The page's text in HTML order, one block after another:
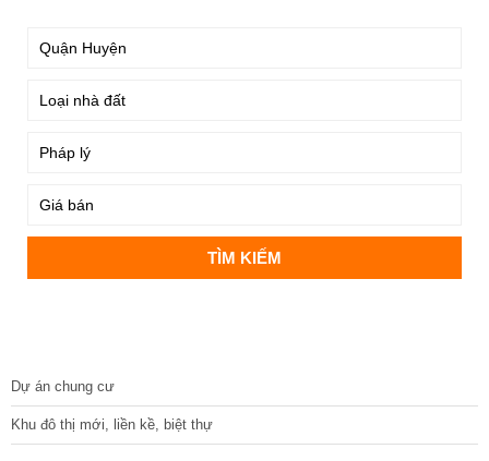
Dự án chung cư
Khu đô thị mới, liền kề, biệt thự